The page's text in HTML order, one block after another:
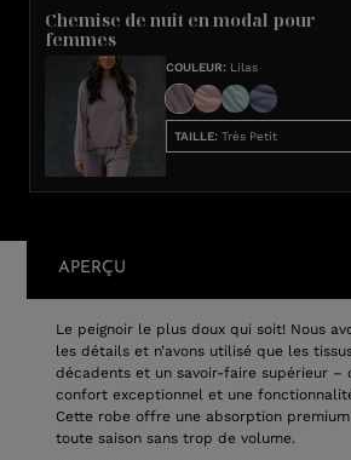
Chemise de nuit en modal pour
femmes
COULEUR: Lilas
TAILLE: Très Petit
APERÇU
Le peignoir le plus doux qui soit! Nous
les détails et n’avons utilisé que les
décadents et un savoir-faire supérieur –
confort exceptionnel et une
Cette robe offre une absorption
toute saison sans trop de volume.